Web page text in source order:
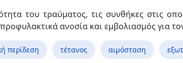
του τραύματος, τις συνθήκες στις
ανοσία και εμβολιασμός για
περίδεση τέτανος αιμόσταση